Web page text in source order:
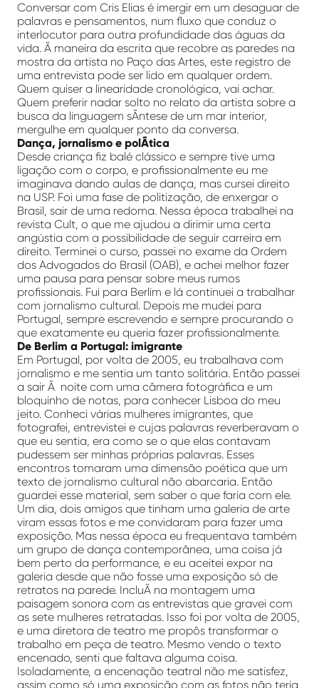
Conversar com Cris Elias é imergir em um desaguar de
palavras e pensamentos, num fluxo que conduz o
interlocutor para outra profundidade das águas da
vida. Ã maneira da escrita que recobre as paredes na
mostra da artista no Paço das Artes, este registro de
uma entrevista pode ser lido em qualquer ordem.
Quem quiser a linearidade cronológica, vai achar.
Quem preferir nadar solto no relato da artista sobre a
busca da linguagem sÃ­ntese de um mar interior,
mergulhe em qualquer ponto da conversa.
Dança, jornalismo e polÃ­tica
Desde criança fiz balé clássico e sempre tive uma
ligação com o corpo, e profissionalmente eu me
imaginava dando aulas de dança, mas cursei direito
na USP. Foi uma fase de politização, de enxergar o
Brasil, sair de uma redoma. Nessa época trabalhei na
revista Cult, o que me ajudou a dirimir uma certa
angústia com a possibilidade de seguir carreira em
direito. Terminei o curso, passei no exame da Ordem
dos Advogados do Brasil (OAB), e achei melhor fazer
uma pausa para pensar sobre meus rumos
profissionais. Fui para Berlim e lá continuei a trabalhar
com jornalismo cultural. Depois me mudei para
Portugal, sempre escrevendo e sempre procurando o
que exatamente eu queria fazer profissionalmente.
De Berlim a Portugal: imigrante
Em Portugal, por volta de 2005, eu trabalhava com
jornalismo e me sentia um tanto solitária. Então passei
a sair Ã noite com uma câmera fotográfica e um
bloquinho de notas, para conhecer Lisboa do meu
jeito. Conheci várias mulheres imigrantes, que
fotografei, entrevistei e cujas palavras reverberavam o
que eu sentia, era como se o que elas contavam
pudessem ser minhas próprias palavras. Esses
encontros tomaram uma dimensão poética que um
texto de jornalismo cultural não abarcaria. Então
guardei esse material, sem saber o que faria com ele.
Um dia, dois amigos que tinham uma galeria de arte
viram essas fotos e me convidaram para fazer uma
exposição. Mas nessa época eu frequentava também
um grupo de dança contemporânea, uma coisa já
bem perto da performance, e eu aceitei expor na
galeria desde que não fosse uma exposição só de
retratos na parede. IncluÃ­ na montagem uma
paisagem sonora com as entrevistas que gravei com
as sete mulheres retratadas. Isso foi por volta de 2005,
e uma diretora de teatro me propôs transformar o
trabalho em peça de teatro. Mesmo vendo o texto
encenado, senti que faltava alguma coisa.
Isoladamente, a encenação teatral não me satisfez,
assim como só uma exposição com as fotos não teria